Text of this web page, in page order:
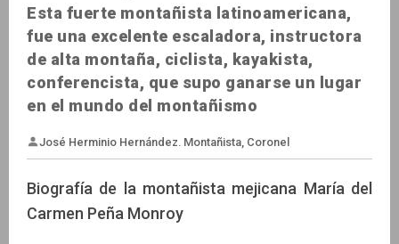
Esta fuerte montañista latinoamericana,
fue una excelente escaladora, instructora
de alta montaña, ciclista, kayakista,
conferencista, que supo ganarse un lugar
en el mundo del montañismo
Biografía de la montañista mejicana María del
Carmen Peña Monroy